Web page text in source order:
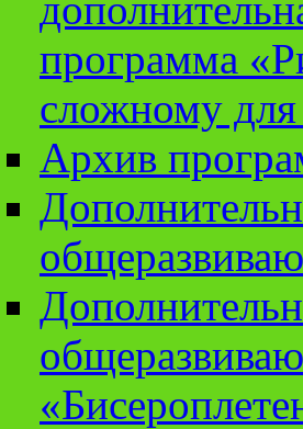
программа
сложному
Архив